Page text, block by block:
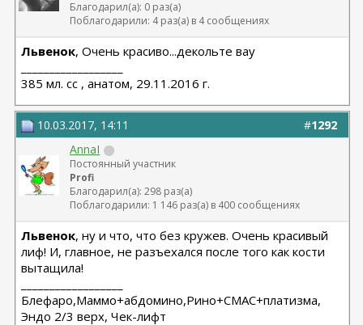
Благодарил(а): 0 раз(а)
Поблагодарили: 4 раз(а) в 4 сообщениях
Львенок, Очень красиво...декольте вау
385 мл. сс , анатом, 29.11.2016 г.
#1292
10.03.2017, 14:11
AnnaI
Постоянный участник
Profi
Благодарил(а): 298 раз(а)
Поблагодарили: 1 146 раз(а) в 400 сообщениях
Львенок, ну и что, что без кружев. Очень красивый
лиф! И, главное, не разъехался после того как кости
вытащила!
Блефаро,Маммо+абдомино,Рино+СМАС+платизма,
Эндо 2/3 верх, Чек-лифт